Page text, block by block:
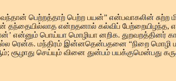
பெற்றத்தாற் பெற்ற பயன்” என்பவாகலின் சுற்ற
தந்தையில்லாத என்றதனால் கல்விப் பேற்றையிழந்த,
பொய்யா மொழியா னறிக. துறவறத்தினர்
ரென்க. மந்திரம் இன்னதென்பதனை “நிறை மொழி
செய்யும் வினை துன்பம் பயக்குமென்பது